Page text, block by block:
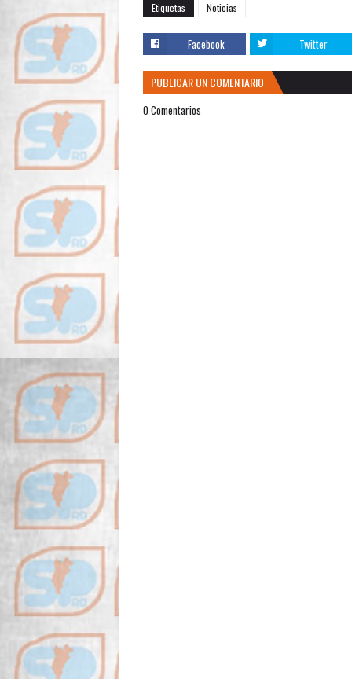
Etiquetas Noticias
Facebook Twitter
PUBLICAR UN COMENTARIO
0 Comentarios